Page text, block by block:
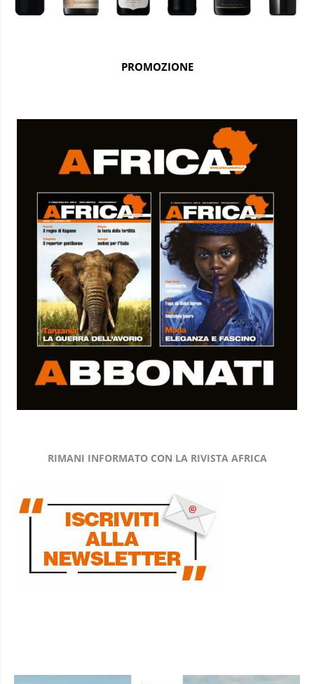
PROMOZIONE
RIMANI INFORMATO CON LA RIVISTA AFRICA